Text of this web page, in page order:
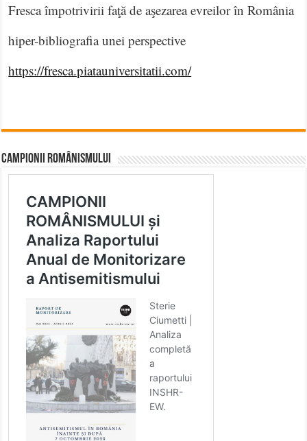
Fresca împotrivirii faţă de aşezarea evreilor în România
hiper-bibliografia unei perspective
https://fresca.piatauniversitatii.com/
CAMPIONII ROMÂNISMULUI